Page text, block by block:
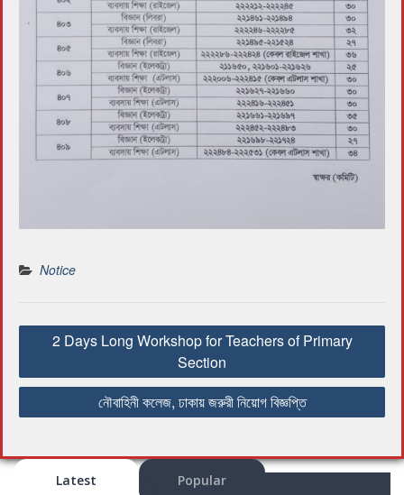
Notice
P
s
n
v
2 Days Long Workshop for Teachers of Primary
Section
নৌবাহিনী কলেজ, ঢাকায় জরুরী নিয়োগ বিজ্ঞপ্তি
Latest Popular